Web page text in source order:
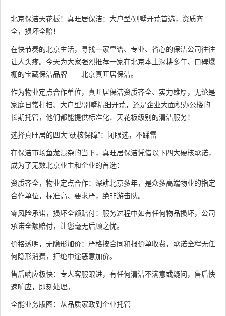
北京保洁天花板！真旺居保洁：大户型/别墅开荒首选，资质齐
全，损坏全赔！
在快节奏的北京生活，寻找一家靠谱、专业、省心的保洁公司往往
让人头疼。今天为大家强烈推荐一家在北京本土深耕多年、口碑爆
棚的宝藏保洁品牌——北京真旺居保洁。
作为物业定点合作单位，真旺居保洁资质齐全、实力雄厚，无论是
家庭日常打扫、大户型/别墅精细开荒，还是企业大面积办公楼的
长期托管，他们都能提供标准化、天花板级别的清洁服务！
选择真旺居的四大“硬核保障”：闭眼选，不踩雷
在保洁市场鱼龙混杂的当下，真旺居保洁凭借以下四大硬核承诺，
成为了无数北京业主和企业的首选：
资质齐全，物业定点合作：深耕北京多年，是众多高端物业的指定
合作单位，标准高、要求严，绝非游击队。
零风险承诺，损坏全额赔付：服务过程中如有任何物品损坏，公司
承诺全额赔付，让您毫无后顾之忧。
价格透明，无隐形加价：严格按合同和报价单收费，承诺全程无任
何隐形消费，拒绝中途恶意加价。
售后响应极快：专人客服跟进，有任何清洁不满意或疑问，售后快
速响应，即刻处理。
全能业务版图：从品质家政到企业托管